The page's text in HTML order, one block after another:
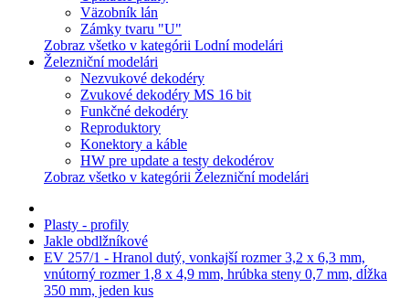
Väzobník lán
Zámky tvaru "U"
Zobraz všetko v kategórii Lodní modelári
Železniční modelári
Nezvukové dekodéry
Zvukové dekodéry MS 16 bit
Funkčné dekodéry
Reproduktory
Konektory a káble
HW pre update a testy dekodérov
Zobraz všetko v kategórii Železniční modelári
Plasty - profily
Jakle obdlžníkové
EV 257/1 - Hranol dutý, vonkajší rozmer 3,2 x 6,3 mm,
vnútorný rozmer 1,8 x 4,9 mm, hrúbka steny 0,7 mm, dĺžka
350 mm, jeden kus